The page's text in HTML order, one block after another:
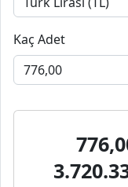
Kaç Adet